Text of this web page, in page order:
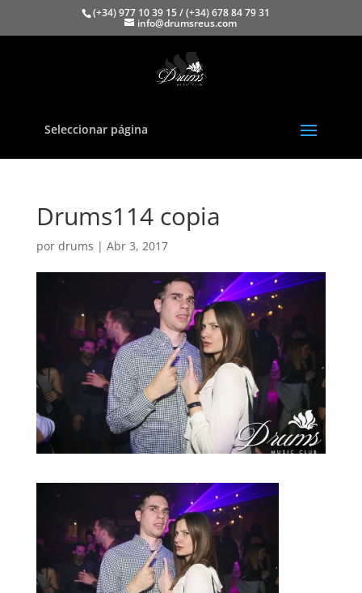
(+34) 977 10 39 15 / (+34) 678 84 79 31
info@drumsreus.com
Seleccionar página
Drums114 copia
por drums | Abr 3, 2017